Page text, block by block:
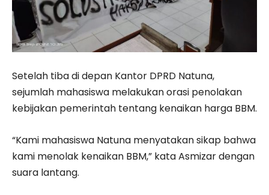
Setelah tiba di depan Kantor DPRD Natuna,
sejumlah mahasiswa melakukan orasi penolakan
kebijakan pemerintah tentang kenaikan harga BBM.
“Kami mahasiswa Natuna menyatakan sikap bahwa
kami menolak kenaikan BBM,” kata Asmizar dengan
suara lantang.